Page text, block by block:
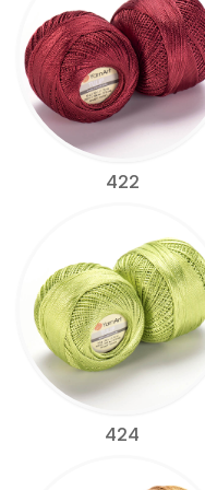
422
424